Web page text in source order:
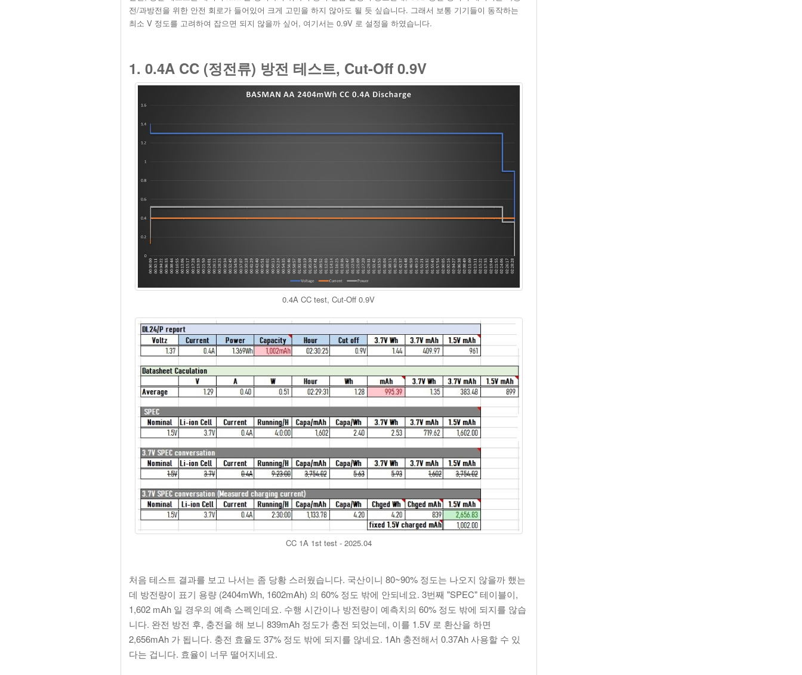
전/과방전을 위한 안전 회로가 들어있어 크게 고민을 하지 않아도 될 듯 싶습니다. 그래서 보통 기기들이 동작하는
최소 V 정도를 고려하여 잡으면 되지 않을까 싶어, 여기서는 0.9V 로 설정을 하였습니다.
1. 0.4A CC (정전류) 방전 테스트, Cut-Off 0.9V
0.4A CC test, Cut-Off 0.9V
CC 1A 1st test - 2025.04
처음 테스트 결과를 보고 나서는 좀 당황 스러웠습니다. 국산이니 80~90% 정도는 나오지 않을까 했는
데 방전량이 표기 용량 (2404mWh, 1602mAh) 의 60% 정도 밖에 안되네요. 3번째 "SPEC" 테이블이,
1,602 mAh 일 경우의 예측 스펙인데요. 수행 시간이나 방전량이 예측치의 60% 정도 밖에 되지를 않습
니다. 완전 방전 후, 충전을 해 보니 839mAh 정도가 충전 되었는데, 이를 1.5V 로 환산을 하면
2,656mAh 가 됩니다. 충전 효율도 37% 정도 밖에 되지를 않네요. 1Ah 충전해서 0.37Ah 사용할 수 있
다는 겁니다. 효율이 너무 떨어지네요.